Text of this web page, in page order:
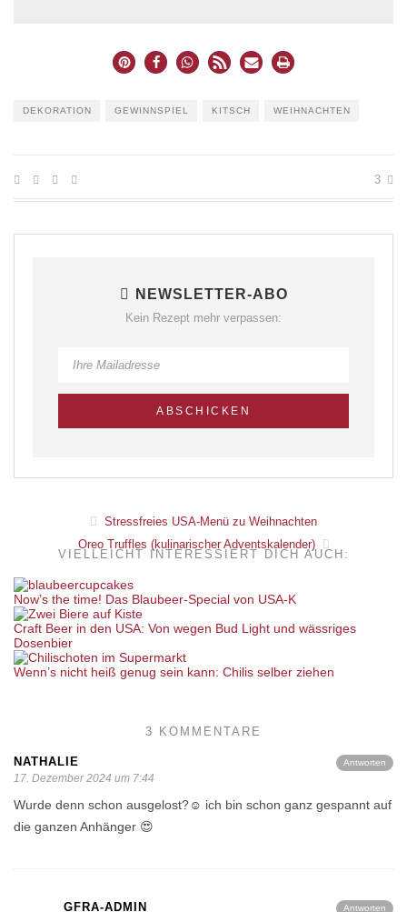
DEKORATION GEWINNSPIEL KITSCH WEIHNACHTEN
3
NEWSLETTER-ABO
Kein Rezept mehr verpassen:
Stressfreies USA-Menü zu Weihnachten
Oreo Truffles (kulinarischer Adventskalender)
VIELLEICHT INTERESSIERT DICH AUCH:
Now’s the time! Das Blaubeer-Special von USA-K
Craft Beer in den USA: Von wegen Bud Light und wässriges
Dosenbier
Wenn’s nicht heiß genug sein kann: Chilis selber ziehen
3 KOMMENTARE
Antworten
NATHALIE
17. Dezember 2024 um 7:44
Wurde denn schon ausgelost?☺️ ich bin schon ganz gespannt auf
die ganzen Anhänger 😍
Antworten
GFRA-ADMIN